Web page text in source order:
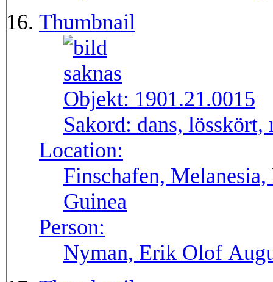
Thumbnail
Objekt: 1901.21.0015
Sakord: dans, lösskört,
Location:
Finschafen,
Guinea
Person:
Nyman, Erik Olof